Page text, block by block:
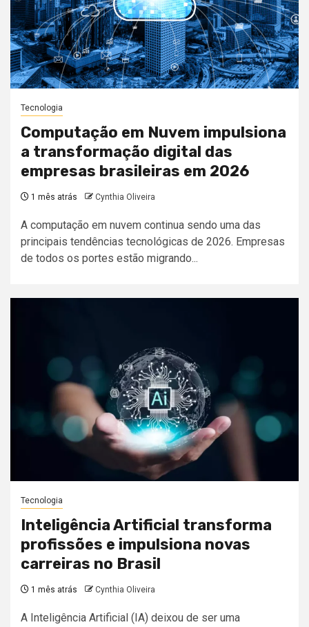
Tecnologia
Computação em Nuvem impulsiona
a transformação digital das
empresas brasileiras em 2026
1 mês atrás Cynthia Oliveira
A computação em nuvem continua sendo uma das
principais tendências tecnológicas de 2026. Empresas
de todos os portes estão migrando...
Tecnologia
Inteligência Artificial transforma
profissões e impulsiona novas
carreiras no Brasil
1 mês atrás Cynthia Oliveira
A Inteligência Artificial (IA) deixou de ser uma